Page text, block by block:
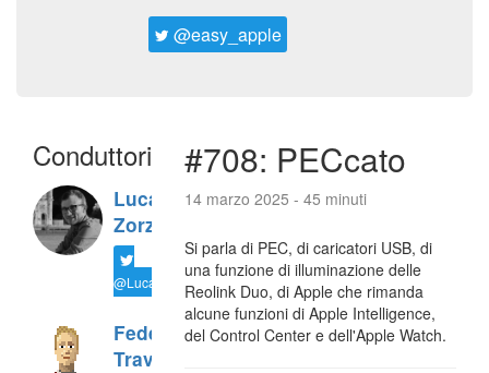
@easy_apple
Conduttori
Luca
Zorzi
@LucaTNT
Federico
Travaini
#708: PECcato
14 marzo 2025 - 45 minuti
Si parla di PEC, di caricatori USB, di
una funzione di illuminazione delle
Reolink Duo, di Apple che rimanda
alcune funzioni di Apple Intelligence,
del Control Center e dell'Apple Watch.